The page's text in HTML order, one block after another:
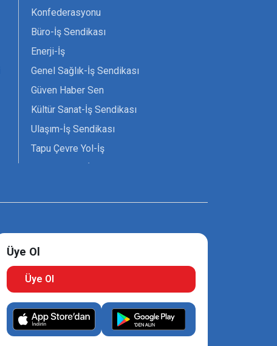
Konfederasyonu
Büro-İş Sendikası
Enerji-İş
Genel Sağlık-İş Sendikası
Güven Haber Sen
Kültür Sanat-İş Sendikası
Ulaşım-İş Sendikası
Tapu Çevre Yol-İş
Üye Ol
Üye Ol